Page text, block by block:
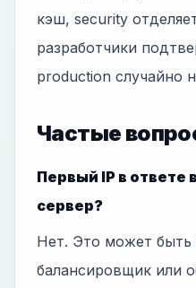
кэш, security
разработчики
production случайно
Частые
Первый IP в ответе
сервер?
Нет. Это может быть
балансировщик или